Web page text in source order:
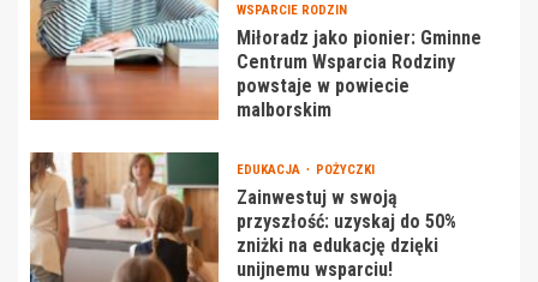
WSPARCIE RODZIN
Miłoradz jako pionier: Gminne
Centrum Wsparcia Rodziny
powstaje w powiecie
malborskim
EDUKACJA POŻYCZKI
Zainwestuj w swoją
przyszłość: uzyskaj do 50%
zniżki na edukację dzięki
unijnemu wsparciu!